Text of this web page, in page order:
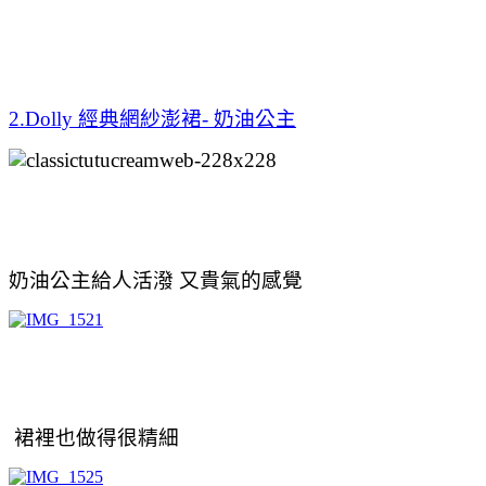
2.Dolly 經典網紗澎裙- 奶油公主
奶油公主給人活潑 又貴氣的感覺
裙裡也做得很精細